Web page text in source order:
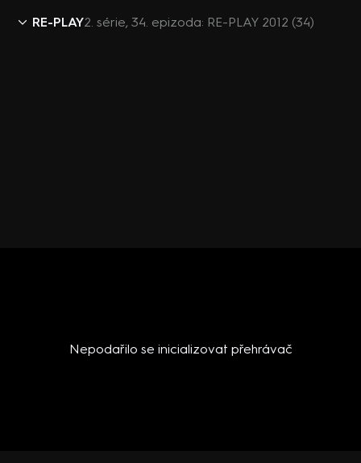
RE-PLAY2. série, 34. epizoda: RE-PLAY 2012 (34)
Nepodařilo se inicializovat přehrávač